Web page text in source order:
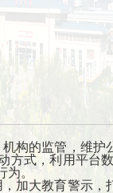
的监管，维护
方式，利用平
。
大教育警示，